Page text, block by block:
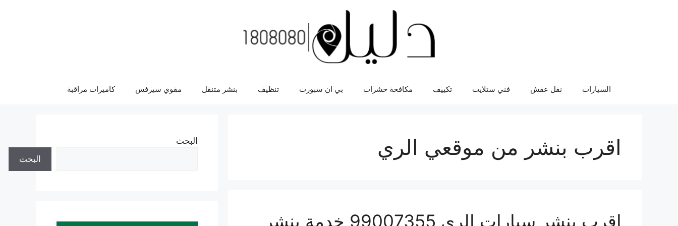
السيارات نقل عفش فني ستلايت تكييف مكافحة حشرات بي ان سبورت تنظيف بنشر متنقل مقوي سيرفس كاميرات مراقبة
اقرب بنشر من موقعي الري
اقرب بنشر سيارات الري 99007355 خدمة بنشر
البحث
البحث